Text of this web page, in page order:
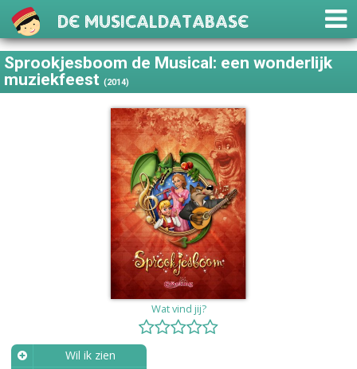
De Musicaldatabase
Sprookjesboom de Musical: een wonderlijk
muziekfeest(2014)
Wat vind jij?
Wil ik zien